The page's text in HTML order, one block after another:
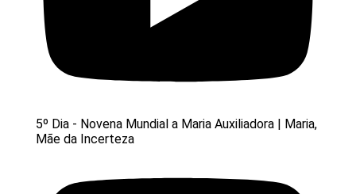
5º Dia - Novena Mundial a Maria Auxiliadora | Maria,
Mãe da Incerteza